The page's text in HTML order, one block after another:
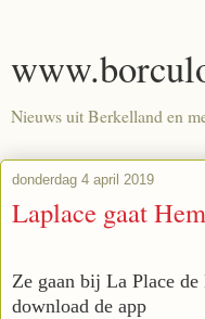
Nieuws uit Berkelland en
donderdag 4 april 2019
Laplace gaat
Ze gaan bij La Place
download de app